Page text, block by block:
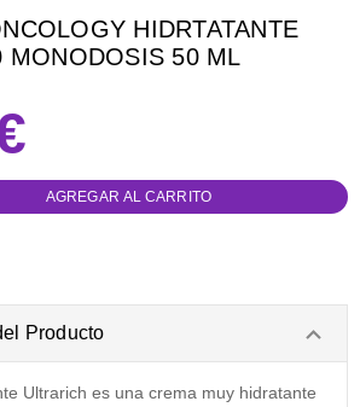
HIDRTATANTE
MONODOSIS 50 ML
Producto
Ultrarich es una crema muy hidratante